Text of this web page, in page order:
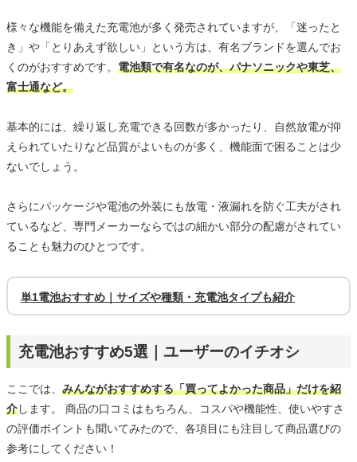
様々な機能を備えた充電池が多く発売されていますが、「迷ったと
き」や「とりあえず欲しい」という方は、有名ブランドを選んでお
くのがおすすめです。 電池類で有名なのが、パナソニックや東芝、
富士通など。
基本的には、繰り返し充電できる回数が多かったり、自然放電が抑
えられていたりなど品質がよいものが多く、機能面で困ることは少
ないでしょう。
さらにパッケージや電池の外装にも放電・液漏れを防ぐ工夫がされ
ているなど、専門メーカーならではの細かい部分の配慮がされてい
ることも魅力のひとつです。
単1電池おすすめ｜サイズや種類・充電池タイプも紹介
充電池おすすめ5選｜ユーザーのイチオシ
ここでは、 みんながおすすめする「買ってよかった商品」だけを紹
介します。 商品の口コミはもちろん、コスパや機能性、使いやすさ
の評価ポイントも聞いてみたので、各項目にも注目して商品選びの
参考にしてください！